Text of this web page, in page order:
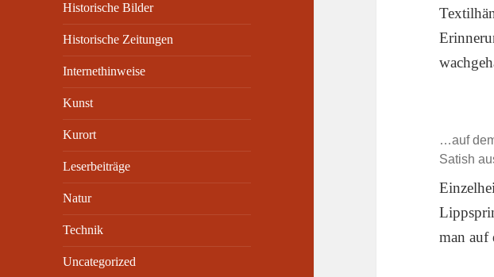
Historische Bilder
Historische Zeitungen
Internethinweise
Kunst
Kurort
Leserbeiträge
Natur
Technik
Uncategorized
…auf
Satish
man auf